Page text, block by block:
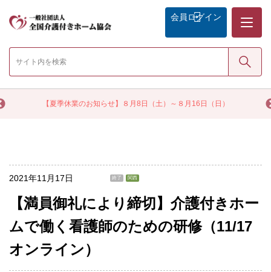
【夏季休業のお知らせ】８月8日（土）～８月16日（日）
会員 ログイン
検索
2021年11月17日 終了 関西
【満員御礼により締切】介護付きホー
ムで働く看護師のための研修（11/17
オンライン）